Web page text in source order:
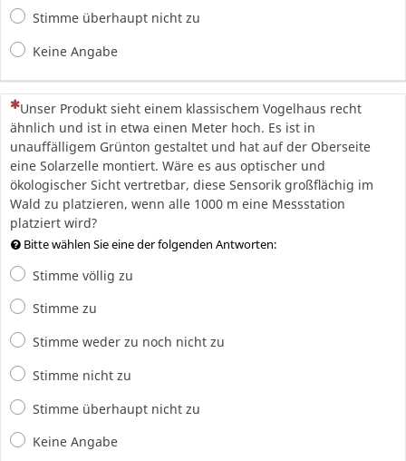
Stimme überhaupt nicht zu
Keine Angabe
(Dies ist eine Pflichtfrage.)
Unser Produkt sieht einem klassischem Vogelhaus recht
ähnlich und ist in etwa einen Meter hoch. Es ist in
unauffälligem Grünton gestaltet und hat auf der Oberseite
eine Solarzelle montiert. Wäre es aus optischer und
ökologischer Sicht vertretbar, diese Sensorik großflächig im
Wald zu platzieren, wenn alle 1000 m eine Messstation
platziert wird?
Bitte wählen Sie eine der folgenden Antworten:
Stimme völlig zu
Stimme zu
Stimme weder zu noch nicht zu
Stimme nicht zu
Stimme überhaupt nicht zu
Keine Angabe